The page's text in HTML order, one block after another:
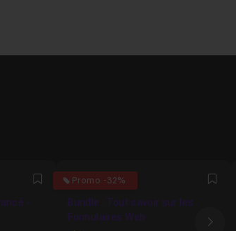
Favori
-
Promo -32%
4.9230769230769
Bundle : Tout savoir sur les
Formulaires Web